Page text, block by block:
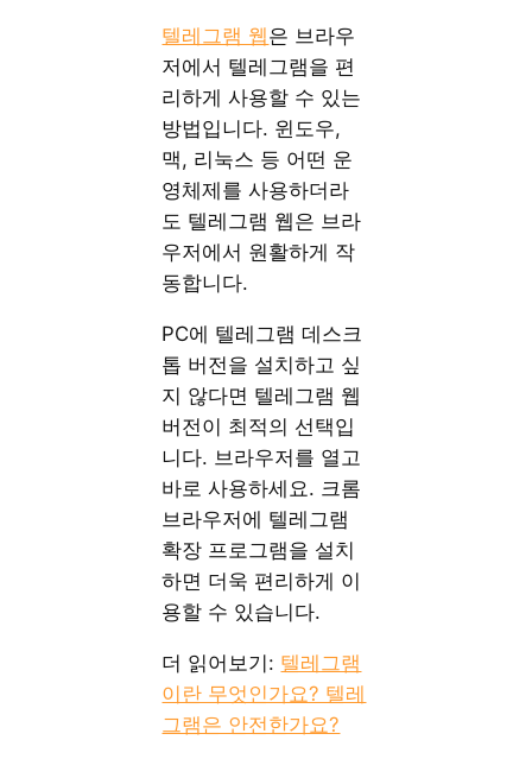
텔레그램 웹은 브라우
저에서 텔레그램을 편
리하게 사용할 수 있는
방법입니다. 윈도우,
맥, 리눅스 등 어떤 운
영체제를 사용하더라
도 텔레그램 웹은 브라
우저에서 원활하게 작
동합니다.
PC에 텔레그램 데스크
톱 버전을 설치하고 싶
지 않다면 텔레그램 웹
버전이 최적의 선택입
니다. 브라우저를 열고
바로 사용하세요. 크롬
브라우저에 텔레그램
확장 프로그램을 설치
하면 더욱 편리하게 이
용할 수 있습니다.
더 읽어보기: 텔레그램
이란 무엇인가요? 텔레
그램은 안전한가요?